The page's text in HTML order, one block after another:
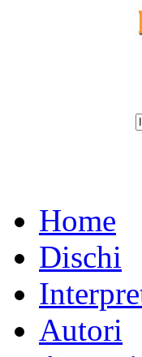
Home
Dischi
Autori